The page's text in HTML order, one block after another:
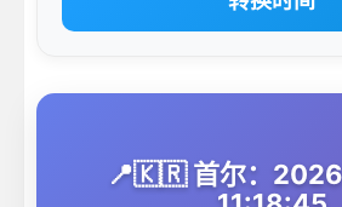
📍🇰🇷 首尔：